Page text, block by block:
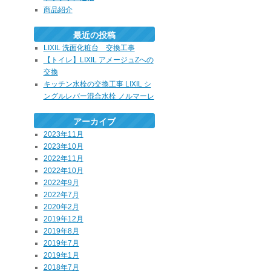
商品紹介
最近の投稿
LIXIL 洗面化粧台 交換工事
【トイレ】LIXIL アメージュZへの
交換
キッチン水栓の交換工事 LIXIL シ
ングルレバー混合水栓 ノルマーレ
アーカイブ
2023年11月
2023年10月
2022年11月
2022年10月
2022年9月
2022年7月
2020年2月
2019年12月
2019年8月
2019年7月
2019年1月
2018年7月